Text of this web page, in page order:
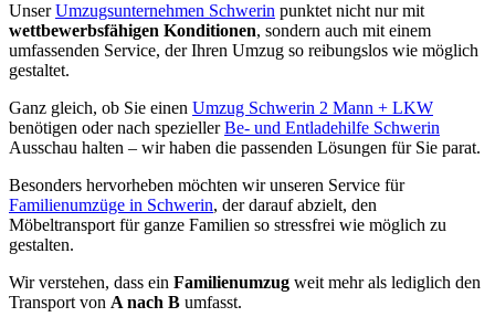
UnserUmzugsunternehmen Schwerin punktet nicht nur mit
wettbewerbsfähigen Konditionen, sondern auch mit einem
umfassenden Service, der Ihren Umzug so reibungslos wie möglich
gestaltet.
Ganz gleich, ob Sie einen Umzug Schwerin 2 Mann + LKW
benötigen oder nach speziellerBe- und Entladehilfe Schwerin
Ausschau halten – wir haben die passenden Lösungen für Sie parat.
Besonders hervorheben möchten wir unseren Service für
Familienumzüge in Schwerin, der darauf abzielt, den
Möbeltransport für ganze Familien so stressfrei wie möglich zu
gestalten.
Wir verstehen, dass ein Familienumzug weit mehr als lediglich den
Transport von A nach B umfasst.